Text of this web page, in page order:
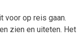
voor op reis gaan.
zien en uiteten. Het